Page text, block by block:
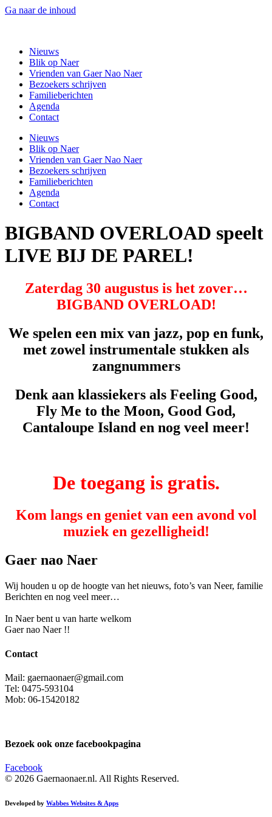
Ga naar de inhoud
Nieuws
Blik op Naer
Vrienden van Gaer Nao Naer
Bezoekers schrijven
Familieberichten
Agenda
Contact
Nieuws
Blik op Naer
Vrienden van Gaer Nao Naer
Bezoekers schrijven
Familieberichten
Agenda
Contact
BIGBAND OVERLOAD speelt
LIVE BIJ DE PAREL!
Zaterdag 30 augustus is het zover…
BIGBAND OVERLOAD!
We spelen een mix van jazz, pop en funk,
met zowel instrumentale stukken als
zangnummers
Denk aan klassiekers als Feeling Good,
Fly Me to the Moon, Good God,
Cantaloupe Island en nog veel meer!
De toegang is gratis.
Kom langs en geniet van een avond vol
muziek en gezelligheid!
Gaer nao Naer
Wij houden u op de hoogte van het nieuws, foto’s van Neer, familie
Berichten en nog veel meer…
In Naer bent u van harte welkom
Gaer nao Naer !!
Contact
Mail: gaernaonaer@gmail.com
Tel: 0475-593104
Mob: 06-15420182
Bezoek ook onze facebookpagina
Facebook
© 2026 Gaernaonaer.nl. All Rights Reserved.
Developed by Wabbes Websites & Apps